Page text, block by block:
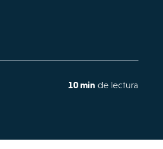
10 min de lectura